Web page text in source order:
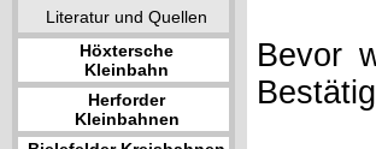
Literatur und Quellen
Höxtersche
Kleinbahn
Herforder
Kleinbahnen
Bevor